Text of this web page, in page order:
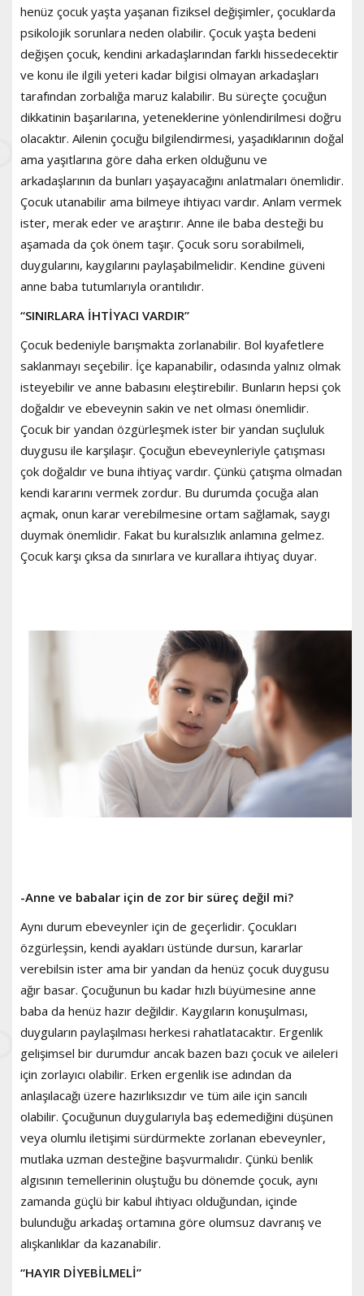
henüz çocuk yaşta yaşanan fiziksel değişimler, çocuklarda
psikolojik sorunlara neden olabilir. Çocuk yaşta bedeni
değişen çocuk, kendini arkadaşlarından farklı hissedecektir
ve konu ile ilgili yeteri kadar bilgisi olmayan arkadaşları
tarafından zorbalığa maruz kalabilir. Bu süreçte çocuğun
dikkatinin başarılarına, yeteneklerine yönlendirilmesi doğru
olacaktır. Ailenin çocuğu bilgilendirmesi, yaşadıklarının doğal
ama yaşıtlarına göre daha erken olduğunu ve
arkadaşlarının da bunları yaşayacağını anlatmaları önemlidir.
Çocuk utanabilir ama bilmeye ihtiyacı vardır. Anlam vermek
ister, merak eder ve araştırır. Anne ile baba desteği bu
aşamada da çok önem taşır. Çocuk soru sorabilmeli,
duygularını, kaygılarını paylaşabilmelidir. Kendine güveni
anne baba tutumlarıyla orantılıdır.
“SINIRLARA İHTİYACI VARDIR”
Çocuk bedeniyle barışmakta zorlanabilir. Bol kıyafetlere
saklanmayı seçebilir. İçe kapanabilir, odasında yalnız olmak
isteyebilir ve anne babasını eleştirebilir. Bunların hepsi çok
doğaldır ve ebeveynin sakin ve net olması önemlidir.
Çocuk bir yandan özgürleşmek ister bir yandan suçluluk
duygusu ile karşılaşır. Çocuğun ebeveynleriyle çatışması
çok doğaldır ve buna ihtiyaç vardır. Çünkü çatışma olmadan
kendi kararını vermek zordur. Bu durumda çocuğa alan
açmak, onun karar verebilmesine ortam sağlamak, saygı
duymak önemlidir. Fakat bu kuralsızlık anlamına gelmez.
Çocuk karşı çıksa da sınırlara ve kurallara ihtiyaç duyar.
-Anne ve babalar için de zor bir süreç değil mi?
Aynı durum ebeveynler için de geçerlidir. Çocukları
özgürleşsin, kendi ayakları üstünde dursun, kararlar
verebilsin ister ama bir yandan da henüz çocuk duygusu
ağır basar. Çocuğunun bu kadar hızlı büyümesine anne
baba da henüz hazır değildir. Kaygıların konuşulması,
duyguların paylaşılması herkesi rahatlatacaktır. Ergenlik
gelişimsel bir durumdur ancak bazen bazı çocuk ve aileleri
için zorlayıcı olabilir. Erken ergenlik ise adından da
anlaşılacağı üzere hazırlıksızdır ve tüm aile için sancılı
olabilir. Çocuğunun duygularıyla baş edemediğini düşünen
veya olumlu iletişimi sürdürmekte zorlanan ebeveynler,
mutlaka uzman desteğine başvurmalıdır. Çünkü benlik
algısının temellerinin oluştuğu bu dönemde çocuk, aynı
zamanda güçlü bir kabul ihtiyacı olduğundan, içinde
bulunduğu arkadaş ortamına göre olumsuz davranış ve
alışkanlıklar da kazanabilir.
“HAYIR DİYEBİLMELİ”